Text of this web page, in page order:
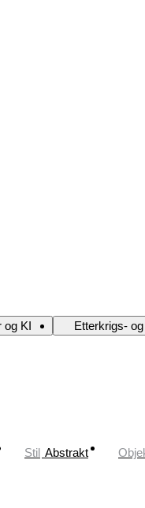
og KI
Etterkrigs-
Stil Abstrakt